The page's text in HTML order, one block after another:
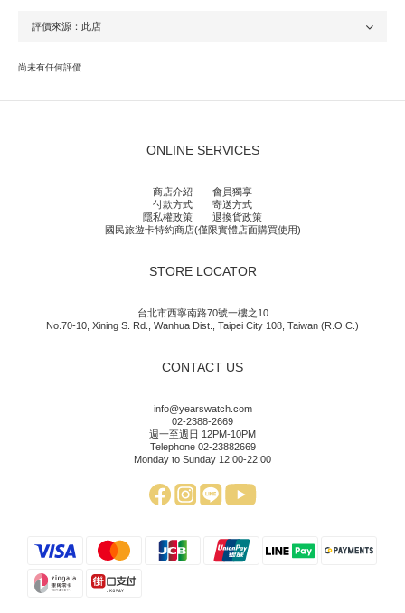
尚未有任何評價
ONLINE SERVICES
商店介紹
會員獨享
付款方式
寄送方式
隱私權政策
退換貨政策
國民旅遊卡特約商店(僅限實體店面購買使用)
STORE LOCATOR
台北市西寧南路70號一樓之10
No.70-10, Xining S. Rd., Wanhua Dist., Taipei City 108, Taiwan (R.O.C.)
CONTACT US
info@yearswatch.com
02-2388-2669
週一至週日 12PM-10PM
Telephone 02-23882669
Monday to Sunday 12:00-22:00